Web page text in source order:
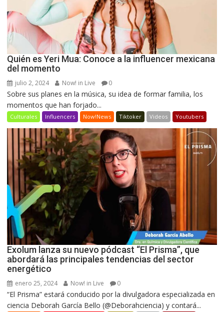
Quién es Yeri Mua: Conoce a la influencer mexicana
del momento
julio 2, 2024 Now! in Live 0
Sobre sus planes en la música, su idea de formar familia, los
momentos que han forjado...
Culturales Influencers Now!News Tiktoker Videos Youtubers
Exolum lanza su nuevo pódcast “El Prisma”, que
abordará las principales tendencias del sector
energético
enero 25, 2024 Now! in Live 0
“El Prisma” estará conducido por la divulgadora especializada en
ciencia Deborah García Bello (@Deborahciencia) y contará...